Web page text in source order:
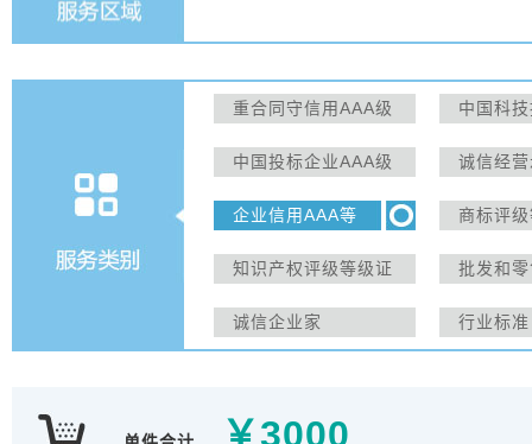
重合同守信用AAA级
中国科
业
中国投标企业AAA级
诚信经
企业信用AAA等
商标评
知识产权评级等级证
批发和
系评级
诚信企业家 行业标
￥3000